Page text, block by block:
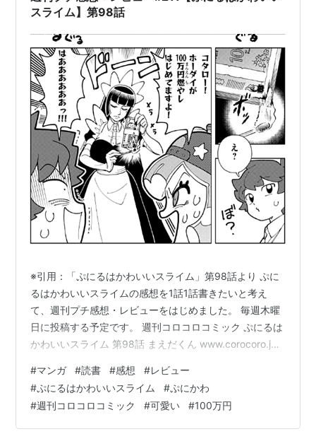
スライム】第98話
※引用：「ぷにるはかわいいスライム」第98話より ぷに
るはかわいいスライムの感想を1話1話書きたいと考え
て、週刊プチ感想・レビューをはじめました。 毎週木曜
日に投稿する予定です。 週刊コロコロコミック ぷにるは
かわいいスライム 第98話 まえだくん www.corocoro.jp
た。 宝代さん、バカの思い付きで下が苦労するのをコタ
ローに伝えるはさすがにちょっとかわいそう。 まぁでも
最終的にはコタローの中にあるものを見出してくれた
し、結構色々、ほんと色々と道を歩んできた100万円貯め
#マンガ #読書 #感想 #レビュー
#ぷにるはかわいいスライム #ぷにかわ
#週刊コロコロコミック #可愛い #100万円